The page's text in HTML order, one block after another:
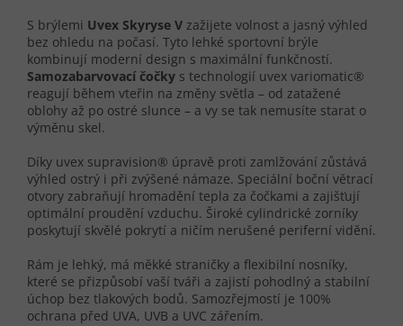
S brýlemi Uvex Skyryse V zažijete volnost a jasný výhled
bez ohledu na počasí. Tyto lehké sportovní brýle
kombinují moderní design s maximální funkčností.
Samozabarvovací čočky s technologií uvex variomatic®
reagují během vteřin na změny světla – od zatažené
oblohy až po ostré slunce – a vy se tak nemusíte starat o
výměnu skel.
Díky uvex supravision® úpravě proti zamlžování zůstává
výhled ostrý i při zvýšené námaze. Speciální boční větrací
otvory zabraňují hromadění tepla za čočkami a zajišťují
optimální proudění vzduchu. Široké cylindrické zorníky
poskytují skvělé pokrytí a ničím nerušené periferní vidění.
Rám je lehký, má měkké straničky a flexibilní nosníky,
které se přizpůsobí vaší tváři a zajistí pohodlný a stabilní
úchop bez tlakových bodů. Samozřejmostí je 100%
ochrana před UVA, UVB a UVC zářením.